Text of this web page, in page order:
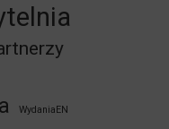
WydaniaEN